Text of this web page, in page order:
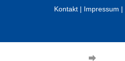
Kontakt | Impressum |